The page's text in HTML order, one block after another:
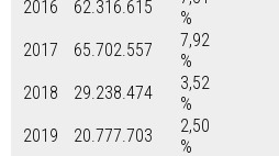
2016
62.316.615
%
2017
65.702.557
7,92
%
2018
29.238.474
3,52
%
2019
20.777.703
2,50
%